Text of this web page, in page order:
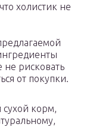
холистик не
рисковать
от покупки.
корм,